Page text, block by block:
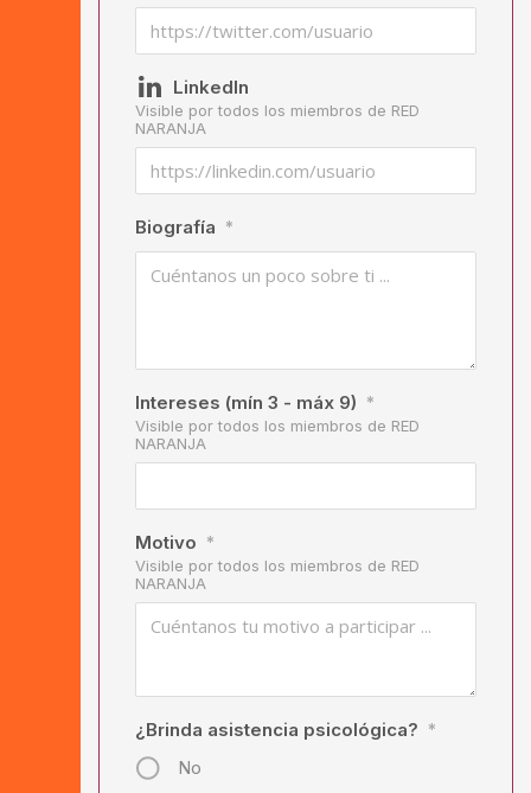
LinkedIn
Visible por todos los miembros de RED
NARANJA
Biografía *
Intereses (mín 3 - máx 9) *
Visible por todos los miembros de RED
NARANJA
Motivo *
Visible por todos los miembros de RED
NARANJA
¿Brinda asistencia psicológica? *
No